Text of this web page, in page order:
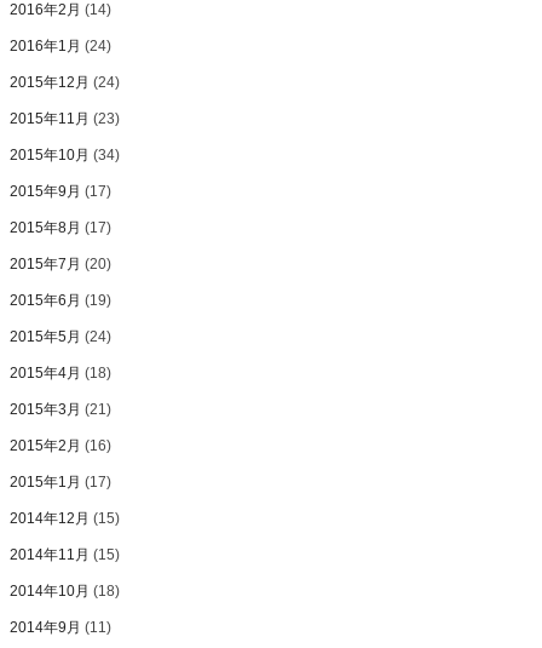
2016年2月 (14)
2016年1月 (24)
2015年12月 (24)
2015年11月 (23)
2015年10月 (34)
2015年9月 (17)
2015年8月 (17)
2015年7月 (20)
2015年6月 (19)
2015年5月 (24)
2015年4月 (18)
2015年3月 (21)
2015年2月 (16)
2015年1月 (17)
2014年12月 (15)
2014年11月 (15)
2014年10月 (18)
2014年9月 (11)